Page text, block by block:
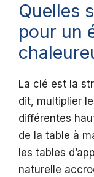
Quelles
pour un
La clé est la
dit, multiplier
différentes
de la table à
les tables
naturelle